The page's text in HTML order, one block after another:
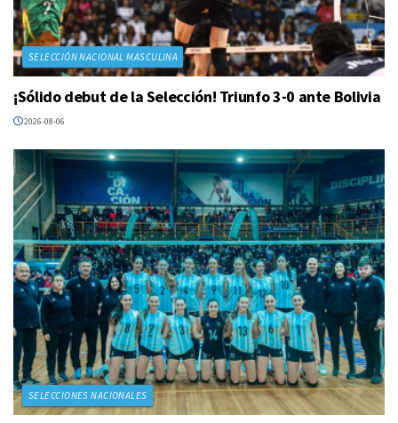
SELECCIÓN NACIONAL MASCULINA
¡Sólido debut de la Selección! Triunfo 3-0 ante Bolivia
2026-08-06
SELECCIONES NACIONALES